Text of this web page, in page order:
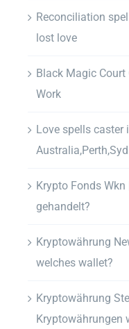
Reconciliation
lost love
Black Magic
Work
Love spells caster
Krypto Fonds
gehandelt?
Kryptowährung
welches wallet?
Kryptowährung
Kryptowährungen